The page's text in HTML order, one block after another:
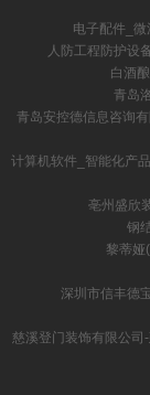
电子配件_
人防工程防护设
白酒
青岛
青岛安控德信息咨询
计算机软件_智能化产
亳州盛欣
钢
黎蒂娅
深圳市信丰德
慈溪登门装饰有限公司